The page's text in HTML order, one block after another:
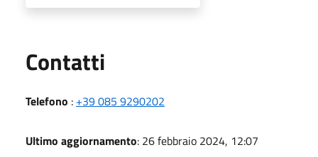
Contatti
Telefono : +39 085 9290202
Ultimo aggiornamento: 26 febbraio 2024, 12:07